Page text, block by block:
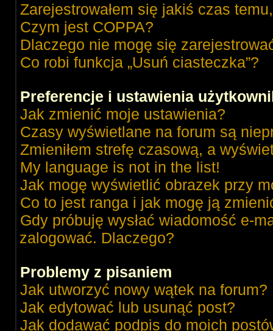
Zarejestrowałem się jakiś czas
Czym jest COPPA?
Dlaczego nie mogę się
Co robi funkcja „Usuń ciasteczka”?
Preferencje i ustawienia
Jak zmienić moje ustawienia?
Czasy wyświetlane na forum są
Zmieniłem strefę czasową, a
My language is not in the list!
Jak mogę wyświetlić obrazek przy
Co to jest ranga i jak mogę ją
Gdy próbuję wysłać wiadomość e-
zalogować. Dlaczego?
Problemy z pisaniem
Jak utworzyć nowy wątek na forum?
Jak edytować lub usunąć post?
Jak dodawać podpis do moich